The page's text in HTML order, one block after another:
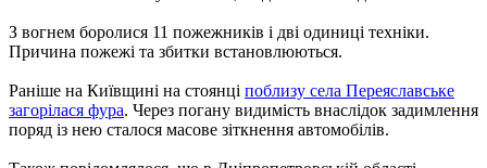
З вогнем боролися 11 пожежників і дві одиниці техніки.
Причина пожежі та збитки встановлюються.
Раніше на Київщині на стоянці поблизу села Переяславське
загорілася фура. Через погану видимість внаслідок задимлення
поряд із нею сталося масове зіткнення автомобілів.